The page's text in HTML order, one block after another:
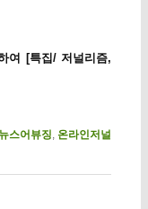
여 [특집/ 저널리즘,
뉴스어뷰징,온라인저널